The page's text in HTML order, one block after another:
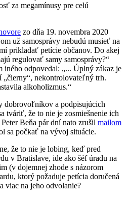
za megamínusy pre celú
zo dňa 19. novembra 2020
už samosprávy nebudú musieť na
prikladať petície občanov. Do akej
regulovať samy samosprávy?“
iného odpovedal: „... Úplný zákaz je
„čierny“, nekontrolovateľný trh.
alkoholizmus.“
dobrovoľníkov a podpisujúcich
tváriť, že to nie je zosmiešnenie ich
Beňa pár dní nato zrušil mailom
sa počkať na vývoj situácie.
že to nie je lobing, keď pred
v Bratislave, ide ako šéf úradu na
(v dojemnej zhode s názorom
ktorý požaduje petícia doručená
viac na jeho odvolanie?